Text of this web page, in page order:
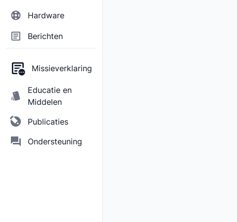
Hardware
Berichten
Missieverklaring
Educatie en
Middelen
Publicaties
Ondersteuning